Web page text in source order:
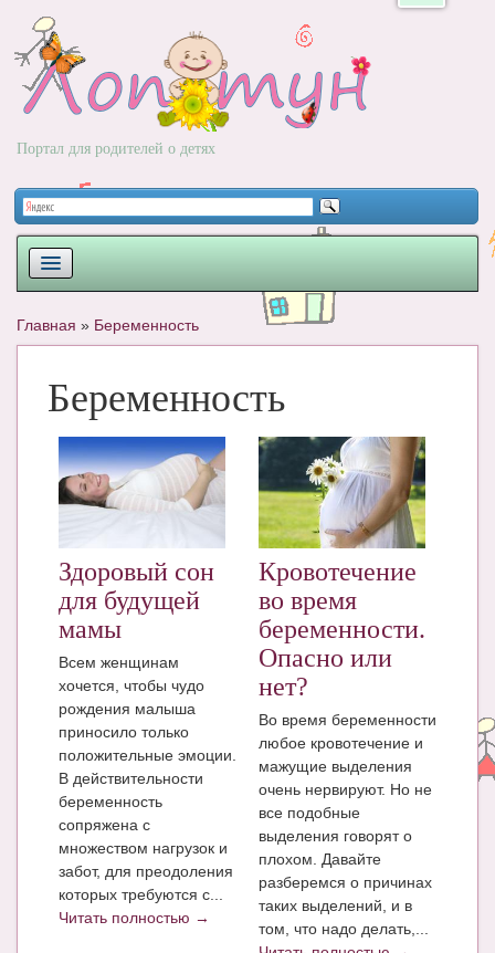
Портал для родителей о детях
НОВОРОЖДЕННЫЙ
РАЗВИТИЕ
ВОПРОС-ОТВЕТ
КНИГИ
Рекомендовано
ПСИХОЛОГИЯ
ЗДОРОВЬЕ
МОДА И КРАСОТА
КОНКУРСЫ
БЛОГИ
Главная » Беременность
Беременность
Здоровый сон
для будущей
мамы
Всем женщинам
хочется, чтобы чудо
рождения малыша
приносило только
положительные эмоции.
В действительности
беременность
сопряжена с
множеством нагрузок и
забот, для преодоления
которых требуются с...
Читать полностью →
Кровотечение
во время
беременности.
Опасно или
нет?
Во время беременности
любое кровотечение и
мажущие выделения
очень нервируют. Но не
все подобные
выделения говорят о
плохом. Давайте
разберемся о причинах
таких выделений, и в
том, что надо делать,...